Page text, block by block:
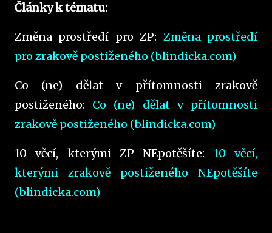
Články k tématu:
Změna prostředí pro ZP: Změna prostředí
pro zrakově postiženého (blindicka.com)
Co (ne) dělat v přítomnosti zrakově
postiženého: Co (ne) dělat v přítomnosti
zrakově postiženého (blindicka.com)
10 věcí, kterými ZP NEpotěšíte: 10 věcí,
kterými zrakově postiženého NEpotěšíte
(blindicka.com)